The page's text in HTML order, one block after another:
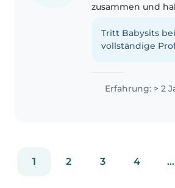
zusammen und
jeden Alters. Mit
Basteln und
Tritt Babysits
vollständige
Erfahrung: > 2
1 2 3 4 ...